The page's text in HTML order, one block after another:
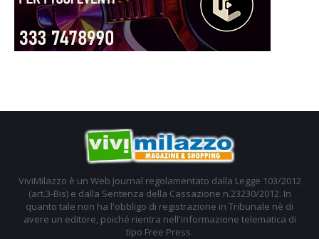
ViviMilazzo è un Web Journal regolamentato dalla Legge 103/2012
(art.3-Bis) e dalla Sentenza della Cassazione n.23230/2012. In
quanto tale non ha l'obbligo di registrazione in Tribunale nè di
avere un editore, poiché rientra nell'informazione telematica di
tipo Free Press.